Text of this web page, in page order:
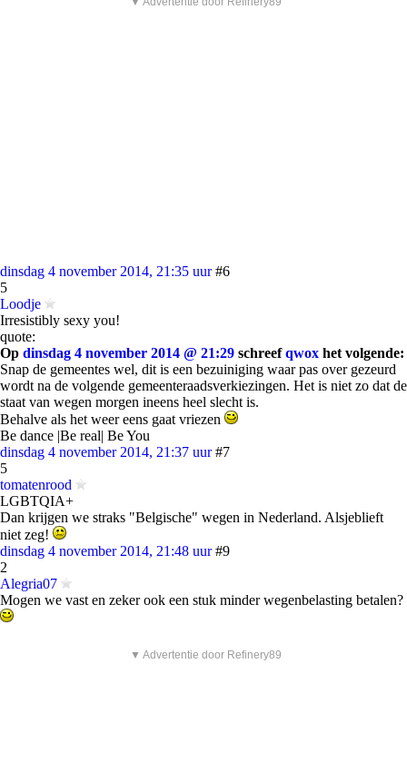
dinsdag 4 november 2014, 21:35 uur #6
5
Loodje
Irresistibly sexy you!
quote:
Op dinsdag 4 november 2014 @ 21:29 schreefqwox het volgende:
Snap de gemeentes wel, dit is een bezuiniging waar pas over gezeurd
wordt na de volgende gemeenteraadsverkiezingen. Het is niet zo dat de
staat van wegen morgen ineens heel slecht is.
Behalve als het weer eens gaat vriezen
Be dance |Be real| Be You
dinsdag 4 november 2014, 21:37 uur #7
5
tomatenrood
LGBTQIA+
Dan krijgen we straks "Belgische" wegen in Nederland. Alsjeblieft
niet zeg!
dinsdag 4 november 2014, 21:48 uur #9
2
Alegria07
Mogen we vast en zeker ook een stuk minder wegenbelasting betalen?
▼ Advertentie door Refinery89